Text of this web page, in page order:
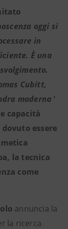
oggi si
in
È una
Cubitt,
moderna‘
capacità
essere
la tecnica
come
annuncia la
la ricerca